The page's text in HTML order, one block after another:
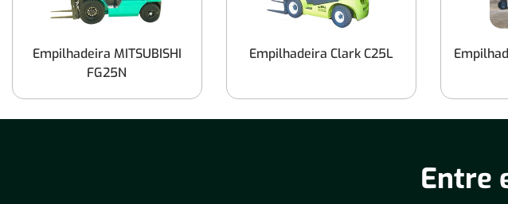
Empilhadeira MITSUBISHI
FG25N
Empilhadeira Clark C25L
Entre